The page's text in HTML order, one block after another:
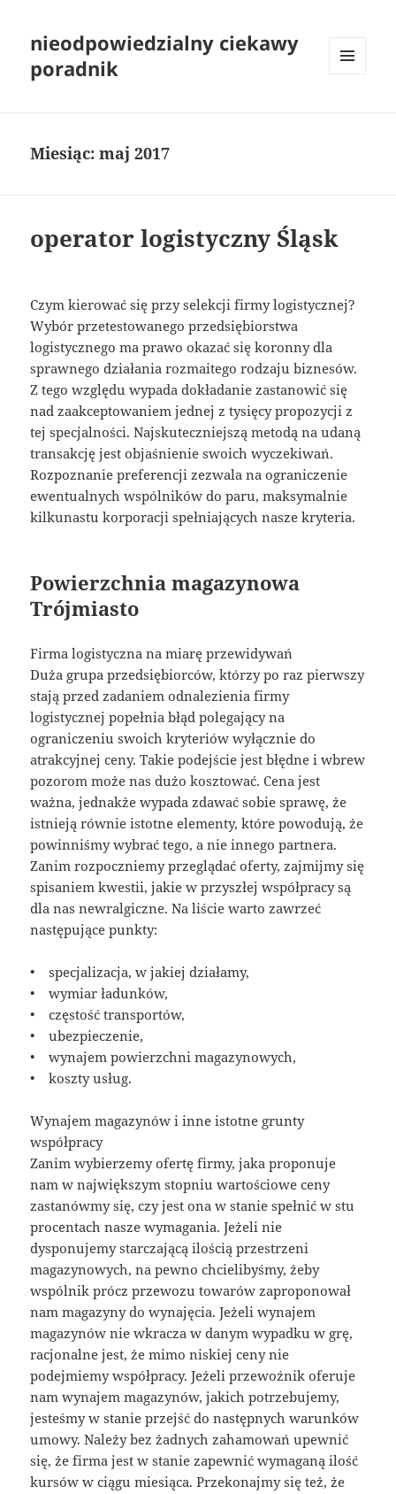
nieodpowiedzialny ciekawy
poradnik
Miesiąc:maj 2017
operator logistyczny Śląsk
Czym kierować się przy selekcji firmy logistycznej?
Wybór przetestowanego przedsiębiorstwa
logistycznego ma prawo okazać się koronny dla
sprawnego działania rozmaitego rodzaju biznesów.
Z tego względu wypada dokładanie zastanowić się
nad zaakceptowaniem jednej z tysięcy propozycji z
tej specjalności. Najskuteczniejszą metodą na udaną
transakcję jest objaśnienie swoich wyczekiwań.
Rozpoznanie preferencji zezwala na ograniczenie
ewentualnych wspólników do paru, maksymalnie
kilkunastu korporacji spełniających nasze kryteria.
Powierzchnia magazynowa
Trójmiasto
Firma logistyczna na miarę przewidywań
Duża grupa przedsiębiorców, którzy po raz pierwszy
stają przed zadaniem odnalezienia firmy
logistycznej popełnia błąd polegający na
ograniczeniu swoich kryteriów wyłącznie do
atrakcyjnej ceny. Takie podejście jest błędne i wbrew
pozorom może nas dużo kosztować. Cena jest
ważna, jednakże wypada zdawać sobie sprawę, że
istnieją równie istotne elementy, które powodują, że
powinniśmy wybrać tego, a nie innego partnera.
Zanim rozpoczniemy przeglądać oferty, zajmijmy się
spisaniem kwestii, jakie w przyszłej współpracy są
dla nas newralgiczne. Na liście warto zawrzeć
następujące punkty:
• specjalizacja, w jakiej działamy,
• wymiar ładunków,
• częstość transportów,
• ubezpieczenie,
• wynajem powierzchni magazynowych,
• koszty usług.
Wynajem magazynów i inne istotne grunty
współpracy
Zanim wybierzemy ofertę firmy, jaka proponuje
nam w największym stopniu wartościowe ceny
zastanówmy się, czy jest ona w stanie spełnić w stu
procentach nasze wymagania. Jeżeli nie
dysponujemy starczającą ilością przestrzeni
magazynowych, na pewno chcielibyśmy, żeby
wspólnik prócz przewozu towarów zaproponował
nam magazyny do wynajęcia. Jeżeli wynajem
magazynów nie wkracza w danym wypadku w grę,
racjonalne jest, że mimo niskiej ceny nie
podejmiemy współpracy. Jeżeli przewoźnik oferuje
nam wynajem magazynów, jakich potrzebujemy,
jesteśmy w stanie przejść do następnych warunków
umowy. Należy bez żadnych zahamowań upewnić
się, że firma jest w stanie zapewnić wymaganą ilość
kursów w ciągu miesiąca. Przekonajmy się też, że